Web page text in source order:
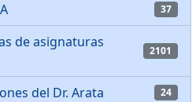
37
de asignaturas
2101
del Dr. Arata 24